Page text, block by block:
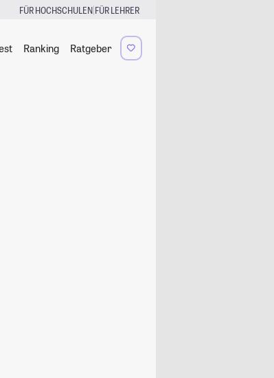
FÜR HOCHSCHULEN|FÜR LEHRER
Ranking Ratgeber